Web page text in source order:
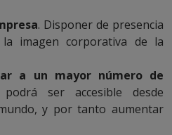
. Disponer de presencia
imagen corporativa de la
a un mayor número de
ser accesible desde
y por tanto aumentar